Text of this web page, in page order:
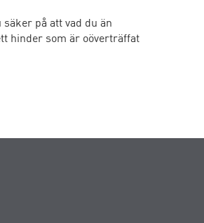
på att vad du än
hinder som är oöverträffat